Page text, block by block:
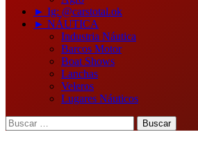
► Ig: @carstotal.ok
► NÁUTICA
Industria Náutica
Barcos Motor
Boat Shows
Lanchas
Veleros
Lugares Náuticos
Buscar: